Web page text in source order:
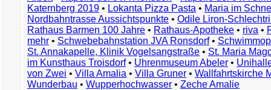
Katernberg 2019 • Lokanta Pizza Pasta • Maria im
Nordbahntrasse Aussichtspunkte • Odile Liron-
Rathaus Barmen 100 Jahre • Rathaus-Apotheke • riva •
mehr • Schwebebahnstation JVA Ronsdorf•
St. Annakapelle, Klinik Vogelsangstraße • St. Maria
im Kunsthaus Troisdorf• Uhrenmuseum Abeler •
von Zwei • Villa Amalia • Villa Gruner • Wallfahrtskirche
Wunderbau • Wupperhochwasser • Zeche Amalie